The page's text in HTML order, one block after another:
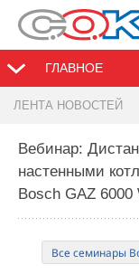
ГЛАВНОЕ
ЛЕНТА НОВОСТЕЙ
Вебинар:
настенными
Bosch GAZ 6000
Все семинары